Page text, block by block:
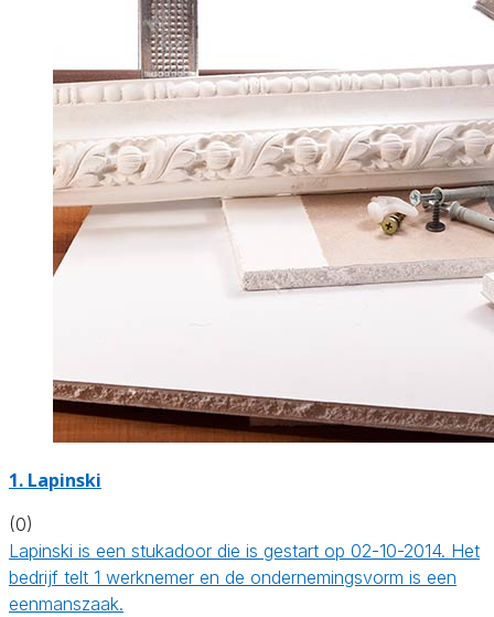
1. Lapinski
(0)
Lapinski is een stukadoor die is gestart op 02-10-2014. Het
bedrijf telt 1 werknemer en de ondernemingsvorm is een
eenmanszaak.